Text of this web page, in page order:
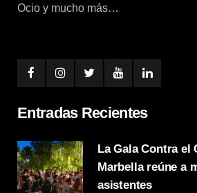
Ocio y mucho más…
Entradas Recientes
La Gala Contra el
Marbella reúne a
asistentes